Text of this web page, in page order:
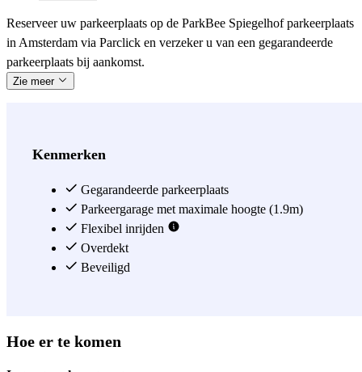
Reserveer uw parkeerplaats op de ParkBee Spiegelhof parkeerplaats
in Amsterdam via Parclick en verzeker u van een gegarandeerde
parkeerplaats bij aankomst.
Zie meer
Kenmerken
Gegarandeerde parkeerplaats
Parkeergarage met maximale hoogte (1.9m)
Flexibel inrijden
Overdekt
Beveiligd
Hoe er te komen